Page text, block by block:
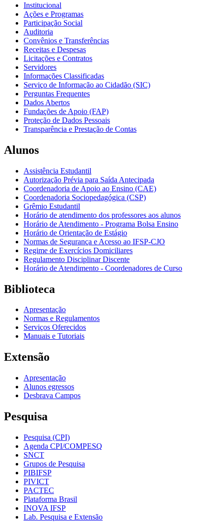
Institucional
Ações e Programas
Participação Social
Auditoria
Convênios e Transferências
Receitas e Despesas
Licitações e Contratos
Servidores
Informações Classificadas
Serviço de Informação ao Cidadão (SIC)
Perguntas Frequentes
Dados Abertos
Fundações de Apoio (FAP)
Proteção de Dados Pessoais
Transparência e Prestação de Contas
Alunos
Assistência Estudantil
Autorização Prévia para Saída Antecipada
Coordenadoria de Apoio ao Ensino (CAE)
Coordenadoria Sociopedagógica (CSP)
Grêmio Estudantil
Horário de atendimento dos professores aos alunos
Horário de Atendimento - Programa Bolsa Ensino
Horário de Orientação de Estágio
Normas de Segurança e Acesso ao IFSP-CJO
Regime de Exercícios Domiciliares
Regulamento Disciplinar Discente
Horário de Atendimento - Coordenadores de Curso
Biblioteca
Apresentação
Normas e Regulamentos
Serviços Oferecidos
Manuais e Tutoriais
Extensão
Apresentação
Alunos egressos
Desbrava Campos
Pesquisa
Pesquisa (CPI)
Agenda CPI/COMPESQ
SNCT
Grupos de Pesquisa
PIBIFSP
PIVICT
PACTEC
Plataforma Brasil
INOVA IFSP
Lab. Pesquisa e Extensão